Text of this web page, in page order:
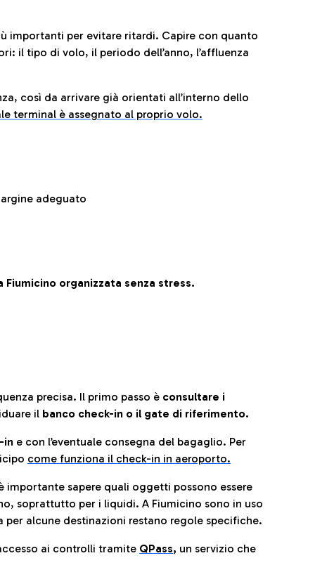
importanti per evitare ritardi. Capire con quanto
il tipo di volo, il periodo dell’anno, l’affluenza
così da arrivare già orientati all’interno dello
terminal è assegnato al proprio volo.
adeguato
Fiumicino organizzata senza stress.
precisa. Il primo passo è consultare i
il banco check-in o il gate di riferimento.
in e con l’eventuale consegna del bagaglio. Per
o come funziona il check-in in aeroporto.
importante sapere quali oggetti possono essere
soprattutto per i liquidi. A Fiumicino sono in uso
alcune destinazioni restano regole specifiche.
ai controlli tramite QPass, un servizio che